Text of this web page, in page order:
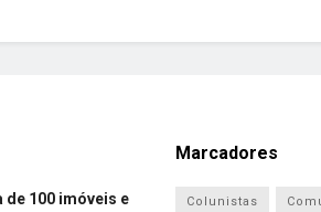
100 imóveis e
Marcadores
Colunistas